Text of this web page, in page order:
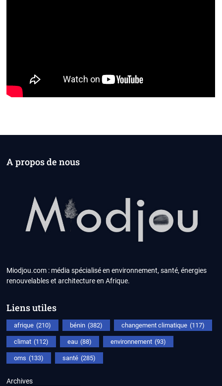
A propos de nous
Miodjou.com : média spécialisé en environnement, santé, énergies
renouvelables et architecture en Afrique.
Liens utiles
afrique (210) bénin (382) changement climatique (117)
climat (112) eau (88) environnement (93)
oms (133) santé (285)
Archives